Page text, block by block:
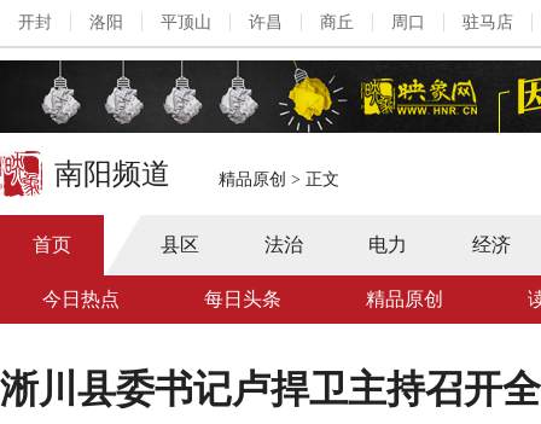
开封 洛阳 平顶山 许昌 商丘 周口 驻马店
南阳频道 精品原创 > 正文
首页 县区 法治 电力 经济
今日热点 每日头条 精品原创
淅川县委书记卢捍卫主持召开